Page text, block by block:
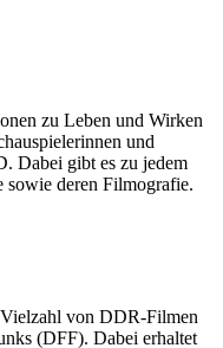
zu Leben und Wirken
und
Dabei gibt es zu jedem
sowie deren Filmografie.
von DDR-Filmen
(DFF). Dabei erhaltet